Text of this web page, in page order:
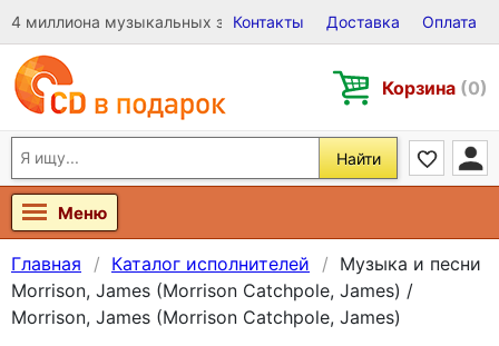
4 миллиона музыкальных записей на Виниле, CD и DVD
Контакты Доставка Оплата
Корзина (0)
Найти
Меню
Главная Каталог исполнителей
Музыка и песни
Morrison, James (Morrison Catchpole, James) /
Morrison, James (Morrison Catchpole, James)